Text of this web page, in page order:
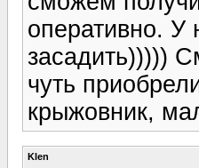
оперативно. У
засадить)))))
чуть
крыжовник,
Klen